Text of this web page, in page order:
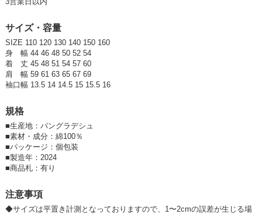
8-3チャコール 120cm
参考上代
SD品番：12535884S14
8-3チャコール 130cm
参考上代
SD品番：12535884S15
8-3チャコール 140cm
サイズ・容量
SIZE 110 120 130 140 150 160
身 幅 44 46 48 50 52 54
着 丈 45 48 51 54 57 60
肩 幅 59 61 63 65 67 69
袖口幅 13.5 14 14.5 15 15.5 16
規格
■生産地：バングラデシュ
■素材・成分：綿100％
■パッケージ：個包装
■製造年：2024
■商品札：有り
注意事項
◆サイズは平置き計測となっておりますので、1〜2cmの誤差が生じる場